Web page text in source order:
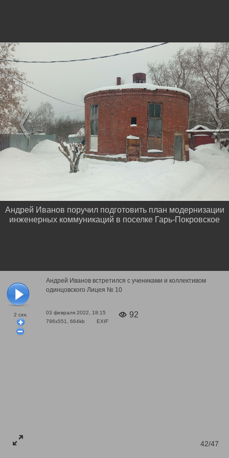
2 сек.
Андрей Иванов встретился с учениками и коллективом
одинцовского Лицея № 10
03 февраля 2022, 18:15
796x551, 664kb
EXIF
92
42/47
Андрей Иванов поручил подготовить план модернизации
инженерных коммуникаций в поселке Гарь-Покровское